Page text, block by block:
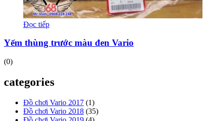
Đọc tiếp
Yếm thùng trước màu đen Vario
(0)
categories
Đồ chơi Vario 2017 (1)
Đồ chơi Vario 2018 (35)